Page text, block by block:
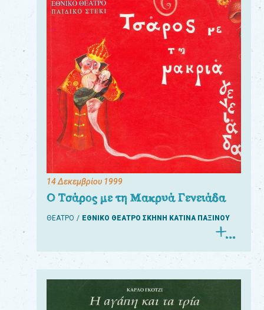
14 Δεκεμβρίου 1999
Ο Τσάρος με τη Μακρυά Γενειάδα
ΘΕΑΤΡΟ ΕΘΝΙΚΟ ΘΕΑΤΡΟ ΣΚΗΝΗ ΚΑΤΙΝΑ ΠΑΞΙΝΟΥ